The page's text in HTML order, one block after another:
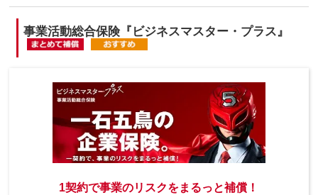
事業活動総合保険『ビジネスマスター・プラス』
1契約で事業のリスクをまるっと補償！